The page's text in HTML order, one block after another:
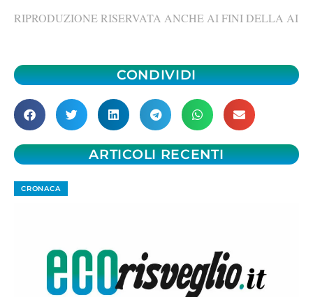
RIPRODUZIONE RISERVATA ANCHE AI FINI DELLA AI
CONDIVIDI
ARTICOLI RECENTI
CRONACA